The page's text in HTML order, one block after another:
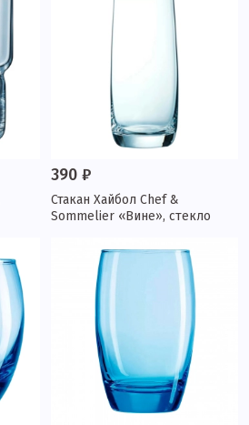
390 ₽
Стакан Хайбол Chef &
Sommelier «Вине», стекло